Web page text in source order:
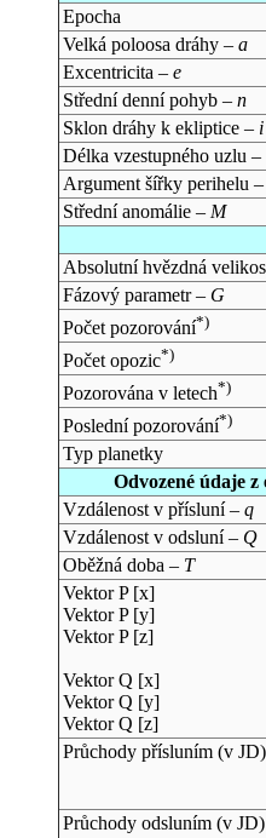
Epocha
Velká poloosa dráhy – a
Excentricita – e
Střední denní pohyb – n
Sklon dráhy k ekliptice – i
Délka vzestupného uzlu –
Argument šířky perihelu
Střední anomálie – M
Absolutní hvězdná
Fázový parametr – G
Počet pozorování*)
Počet opozic*)
Pozorována v letech*)
Poslední pozorování*)
Typ planetky
Odvozené údaje
Vzdálenost v přísluní – q
Vzdálenost v odsluní – Q
Oběžná doba – T
Vektor P [x]
Vektor P [y]
Vektor P [z]
Vektor Q [x]
Vektor Q [y]
Vektor Q [z]
Průchody přísluním (v JD)
Průchody odsluním (v JD)